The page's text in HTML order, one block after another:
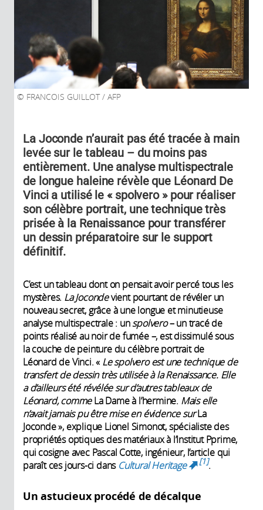
FRANCOIS GUILLOT / AFP
La Joconde n’aurait pas été tracée à main
levée sur le tableau – du moins pas
entièrement. Une analyse multispectrale
de longue haleine révèle que Léonard De
Vinci a utilisé le « spolvero » pour réaliser
son célèbre portrait, une technique très
prisée à la Renaissance pour transférer
un dessin préparatoire sur le support
définitif.
C’est un tableau dont on pensait avoir percé tous les
mystères. La Jocondevient pourtant de révéler un
nouveau secret, grâce à une longue et minutieuse
analyse multispectrale : unspolvero– un tracé de
points réalisé au noir de fumée –, est dissimulé sous
la couche de peinture du célèbre portrait de
Léonard de Vinci. « Le spolvero est une technique de
transfert de dessin très utilisée à la Renaissance. Elle
a d’ailleurs été révélée sur d’autres tableaux de
Léonard, commeLa Dame à l’hermine. Mais elle
n’avait jamais pu être mise en évidence surLa
Joconde », explique Lionel Simonot, spécialiste des
propriétés optiques des matériaux à l’Institut Pprime,
qui cosigne avec Pascal Cotte, ingénieur, l’article qui
paraît ces jours-ci dans Cultural Heritage
(link is
1 .
Un astucieux procédé de décalque